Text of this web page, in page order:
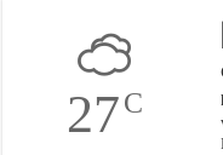
27C